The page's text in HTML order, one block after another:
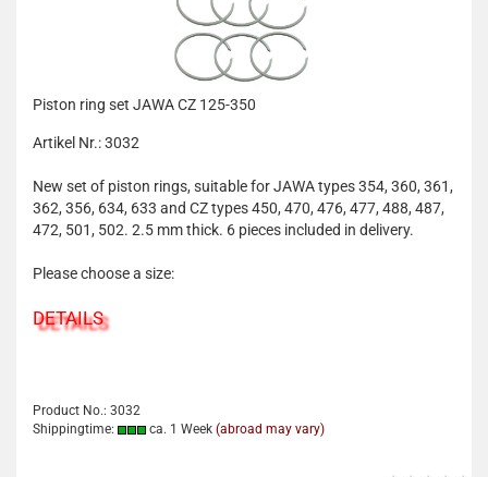
Piston ring set JAWA CZ 125-350
Artikel Nr.: 3032
New set of piston rings, suitable for JAWA types 354, 360, 361,
362, 356, 634, 633 and CZ types 450, 470, 476, 477, 488, 487,
472, 501, 502. 2.5 mm thick. 6 pieces included in delivery.
Please choose a size:
DETAILS
Product No.: 3032
Shippingtime:
ca. 1 Week (abroad may vary)